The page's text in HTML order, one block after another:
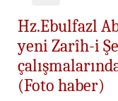
Hz.Ebulfazl
yeni Zarîh-i
(Foto haber)